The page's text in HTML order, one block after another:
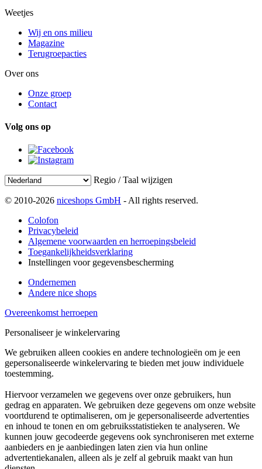
Weetjes
Wij en ons milieu
Magazine
Terugroepacties
Over ons
Onze groep
Contact
Volg ons op
Regio / Taal wijzigen
© 2010-2026 niceshops GmbH - All rights reserved.
Colofon
Privacybeleid
Algemene voorwaarden en herroepingsbeleid
Toegankelijkheidsverklaring
Instellingen voor gegevensbescherming
Ondernemen
Andere nice shops
Overeenkomst herroepen
Personaliseer je winkelervaring
We gebruiken alleen cookies en andere technologieën om je een
gepersonaliseerde winkelervaring te bieden met jouw individuele
toestemming.
Hiervoor verzamelen we gegevens over onze gebruikers, hun
gedrag en apparaten. We gebruiken deze gegevens om onze website
voortdurend te optimaliseren, om je gepersonaliseerde advertenties
en inhoud te tonen en om gebruiksstatistieken te analyseren. We
kunnen jouw gecodeerde gegevens ook synchroniseren met externe
aanbieders en je aanbiedingen laten zien via hun online
advertentiekanalen, alleen als je zelf al gebruik maakt van hun